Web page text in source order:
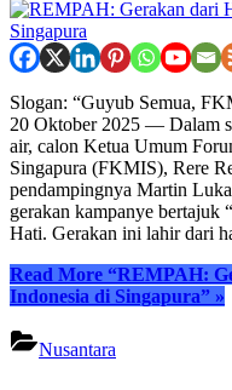
Slogan: “Guyub Semua,
20 Oktober 2025 — Dalam
air, calon Ketua Umum
Singapura (FKMIS), Rere
pendampingnya Martin
gerakan kampanye
Hati. Gerakan ini lahir dari
Read More “REMPAH:
Indonesia di Singapura” »
Nusantara